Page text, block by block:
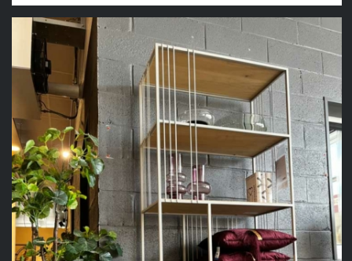
initial
était :
810,00 €.
actuel
est :
689,00 €.